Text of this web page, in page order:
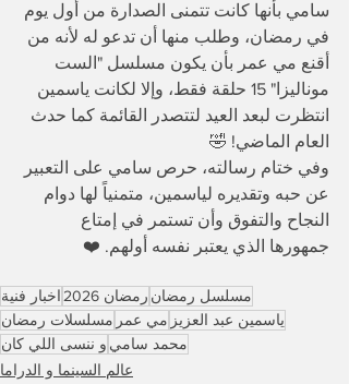
سامي بأنها كانت تتمنى الصدارة من أول يوم
في رمضان، وطلب منها أن تدعو له لأنه من
أقنع مي عمر بأن يكون مسلسل "الست
موناليزا" 15 حلقة فقط، وإلا لكانت ياسمين
انتظرت لبعد العيد لتتصدر القائمة كما حدث
العام الماضي! 🤣
وفي ختام رسالته، حرص سامي على التعبير
عن حبه وتقديره لياسمين، متمنياً لها دوام
النجاح والتفوق وأن تستمر في إمتاع
جمهورها الذي يعتبر نفسه أولهم. ❤️
اخبار فنية رمضان 2026 مسلسل رمضان
مسلسلات رمضان مي عمر ياسمين عبد العزيز
و ننسى اللي كان محمد سامي
عالم السينما و الدراما